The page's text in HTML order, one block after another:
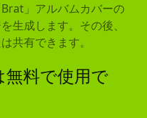
」アルバムカバーの
生成します。その後、
共有できます。
料で使用で